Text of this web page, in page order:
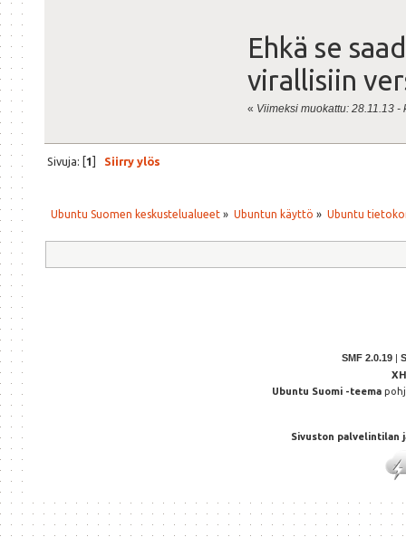
Ehkä se
virallisiin
« Viimeksi muokattu: 28.11.13
Sivuja: [1] Siirry ylös
Ubuntu Suomen keskustelualueet » Ubuntun käyttö » Ubuntu
SMF 2.0.19
Ubuntu Suomi -teema
Sivuston palvelintilan